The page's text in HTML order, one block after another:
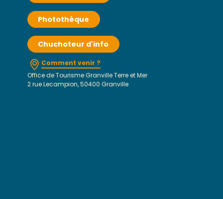
Photothèque
Chuchoteur d'info
Comment venir ?
Office de Tourisme Granville Terre et Mer
2 rue Lecampion, 50400 Granville